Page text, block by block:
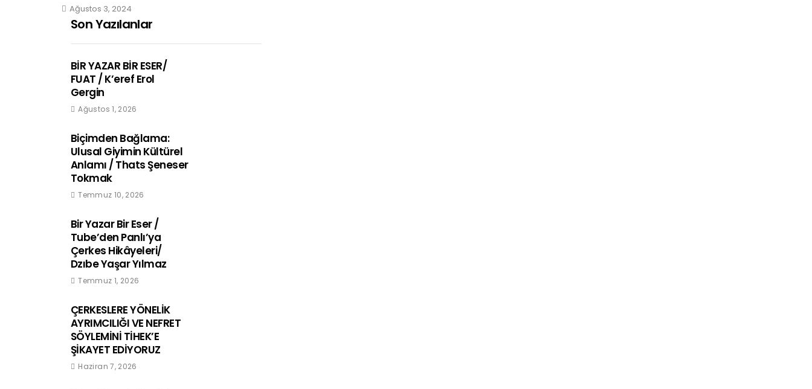
Ağustos 3, 2024
Son Yazılanlar
BİR YAZAR BİR ESER/
FUAT / K’eref Erol
Gergin
Ağustos 1, 2026
Biçimden Bağlama:
Ulusal Giyimin Kültürel
Anlamı / Thats Şeneser
Tokmak
Temmuz 10, 2026
Bir Yazar Bir Eser /
Tube’den Panlı’ya
Çerkes Hikâyeleri/
Dzıbe Yaşar Yılmaz
Temmuz 1, 2026
ÇERKESLERE YÖNELİK
AYRIMCILIĞI VE NEFRET
SÖYLEMİNİ TİHEK’E
ŞİKAYET EDİYORUZ
Haziran 7, 2026